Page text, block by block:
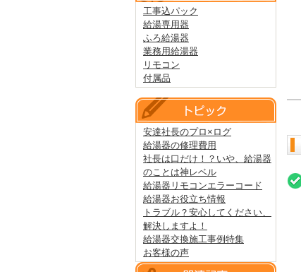
工事込パック
給湯専用器
ふろ給湯器
業務用給湯器
リモコン
付属品
安達社長のプロ×ログ
給湯器の修理費用
社長は口だけ！？いや、給湯器
のことは神レベル
給湯器リモコンエラーコード
給湯器お役立ち情報
トラブル？安心してください、
解決しますよ！
給湯器交換施工事例特集
お客様の声